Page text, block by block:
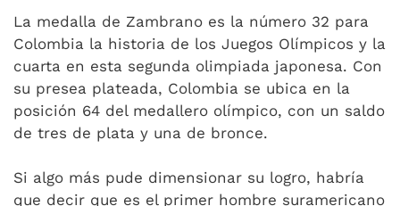
La medalla de Zambrano es la número 32 para
Colombia la historia de los Juegos Olímpicos y la
cuarta en esta segunda olimpiada japonesa. Con
su presea plateada, Colombia se ubica en la
posición 64 del medallero olímpico, con un saldo
de tres de plata y una de bronce.
Si algo más pude dimensionar su logro, habría
que decir que es el primer hombre suramericano